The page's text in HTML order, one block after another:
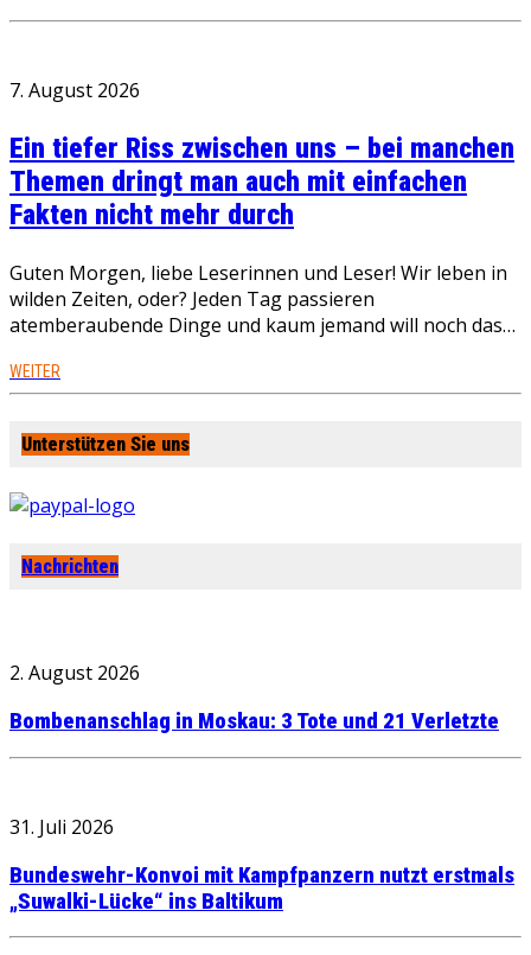
7. August 2026
Ein tiefer Riss zwischen uns – bei manchen
Themen dringt man auch mit einfachen
Fakten nicht mehr durch
Guten Morgen, liebe Leserinnen und Leser! Wir leben in
wilden Zeiten, oder? Jeden Tag passieren
atemberaubende Dinge und kaum jemand will noch das…
WEITER
Unterstützen Sie uns
Nachrichten
2. August 2026
Bombenanschlag in Moskau: 3 Tote und 21 Verletzte
31. Juli 2026
Bundeswehr-Konvoi mit Kampfpanzern nutzt erstmals
„Suwalki-Lücke“ ins Baltikum